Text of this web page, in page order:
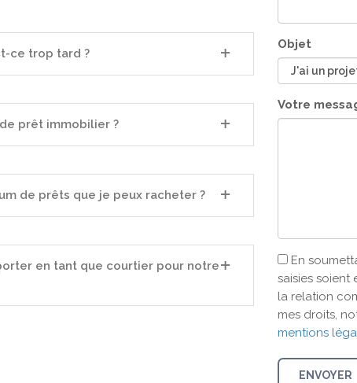
ce trop tard ?
prêt immobilier ?
de prêts que je peux racheter ?
en tant que courtier pour notre
Objet
Votre
En
saisies
la relation
mes droits,
mentions